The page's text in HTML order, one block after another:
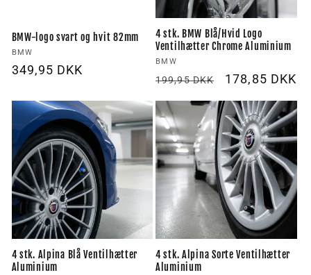
BMW-logo svart og hvit 82mm
Forhandler:
BMW
Vanlig
349,95 DKK
4 stk. BMW Blå/Hvid Logo
Ventilhætter Chrome Aluminium
Forhandler:
BMW
Vanlig
199,95 DKK Utsalgspris
178,85 DKK
4 stk. Alpina Blå Ventilhætter
Aluminium
4 stk. Alpina Sorte Ventilhætter
Aluminium